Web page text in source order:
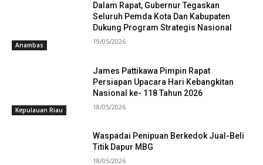
Anambas
Dalam Rapat, Gubernur Tegaskan
Seluruh Pemda Kota Dan Kabupaten
Dukung Program Strategis Nasional
19/05/2026
Kepulauan Riau
James Pattikawa Pimpin Rapat
Persiapan Upacara Hari Kebangkitan
Nasional ke- 118 Tahun 2026
18/05/2026
Waspadai Penipuan Berkedok Jual-Beli
Titik Dapur MBG
18/05/2026